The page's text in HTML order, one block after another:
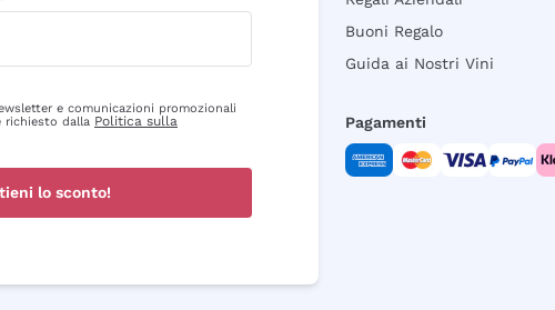
e comunicazioni promozionali
richiesto dalla Politica sulla
lo sconto!
Buoni Regalo
Guida ai Nostri Vini
Pagamenti